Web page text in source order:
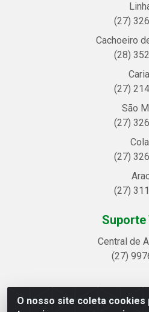
O nosso site coleta cookies
(27)
Cachoeiro
(28)
(27)
São
(27)
(27)
(27)
Suporte
Central de
(27)
Linhavix Distribuidora LTDA -